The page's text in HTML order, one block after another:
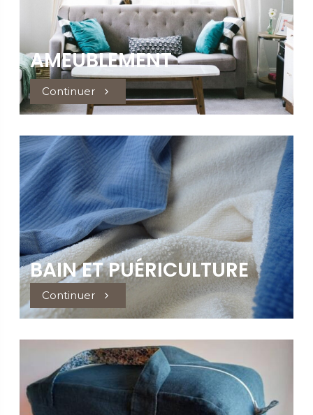
AMEUBLEMENT
Continuer
BAIN ET PUÉRICULTURE
Continuer